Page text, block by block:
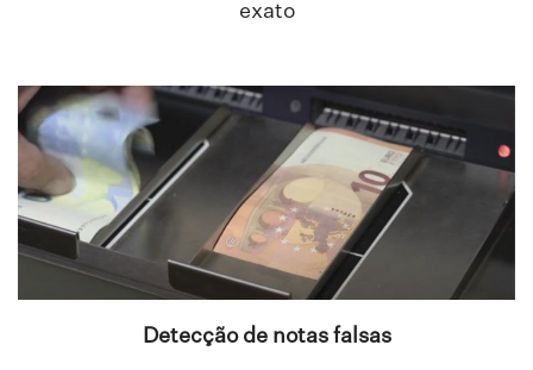
exato
Detecção de notas falsas